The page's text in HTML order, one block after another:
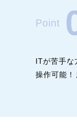
Point
ITが苦手な
操作可能！